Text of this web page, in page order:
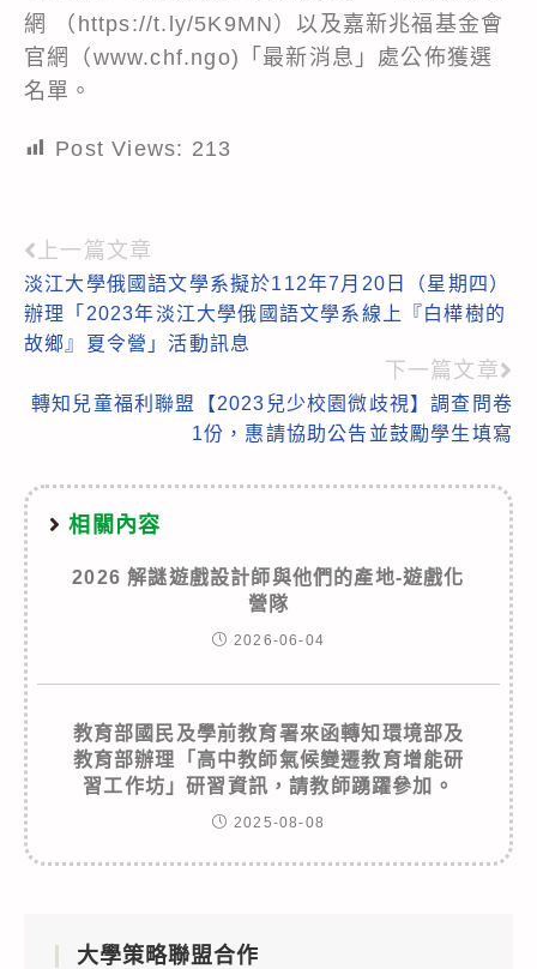
網 （ https://t.ly/5K9MN）以及嘉新兆福基金會
官網（www.chf.ngo)「最新消息」處公佈獲選
名單。
Post Views: 213
Read
more
articles
上一篇文章
淡江大學俄國語文學系擬於112年7月20日（星期四）
辦理「2023年淡江大學俄國語文學系線上『白樺樹的
故鄉』夏令營」活動訊息
下一篇文章
轉知兒童福利聯盟【2023兒少校園微歧視】調查問卷
1份，惠請協助公告並鼓勵學生填寫
相關內容
2026 解謎遊戲設計師與他們的產地-遊戲化
營隊
2026-06-04
教育部國民及學前教育署來函轉知環境部及
教育部辦理「高中教師氣候變遷教育增能研
習工作坊」研習資訊，請教師踴躍參加。
2025-08-08
大學策略聯盟合作